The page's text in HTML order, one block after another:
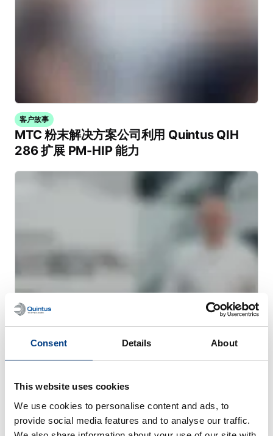
Consent Details About
This website uses cookies
We use cookies to personalise content and ads, to
provide social media features and to analyse our traffic.
客户故事
MTC 粉末解决方案公司利用 Quintus QIH
286 扩展 PM-HIP 能力